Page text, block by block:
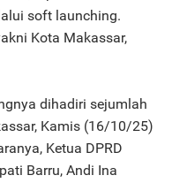
soft launching.
Kota Makassar,
dihadiri sejumlah
Kamis (16/10/25)
Ketua DPRD
Barru, Andi Ina